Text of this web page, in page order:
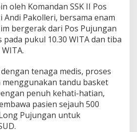
oleh Komandan SSK II Pos
Andi Pakolleri, bersama enam
bergerak dari Pos Pujungan
pada pukul 10.30 WITA dan tiba
tenaga medis, proses
tandu basket
penuh kehati-hatian,
pasien sejauh 500
Pujungan untuk